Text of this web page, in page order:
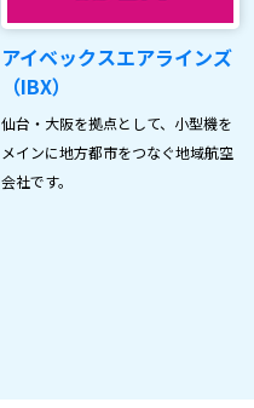
アイベックスエアラインズ
（IBX）
仙台・大阪を拠点として、小型機を
メインに地方都市をつなぐ地域航空
会社です。